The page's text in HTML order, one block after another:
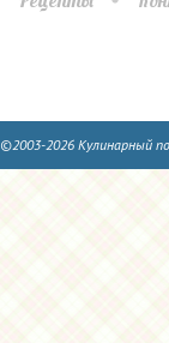
©2003-2026 Кулинарный